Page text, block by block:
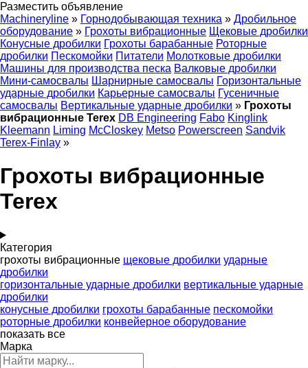
Разместить объявление
Machineryline » Горнодобывающая техника » Дробильное
оборудование » Грохоты вибрационные Щековые дробилки
Конусные дробилки Грохоты барабанные Роторные
дробилки Пескомойки Питатели Молотковые дробилки
Машины для производства песка Валковые дробилки
Мини-самосвалы Шарнирные самосвалы Горизонтальные
ударные дробилки Карьерные самосвалы Гусеничные
самосвалы Вертикальные ударные дробилки » Грохоты
вибрационные Terex DB Engineering Fabo Kinglink
Kleemann Liming McCloskey Metso Powerscreen Sandvik
Terex-Finlay »
Грохоты вибрационные
Terex
Категория
грохоты вибрационные щековые дробилки ударные
дробилки
горизонтальные ударные дробилки вертикальные ударные
дробилки
конусные дробилки грохоты барабанные пескомойки
роторные дробилки конвейерное оборудование
показать все
Марка